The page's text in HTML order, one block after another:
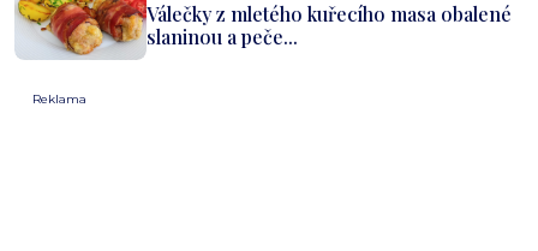
Válečky z mletého kuřecího masa obalené
slaninou a peče...
Reklama